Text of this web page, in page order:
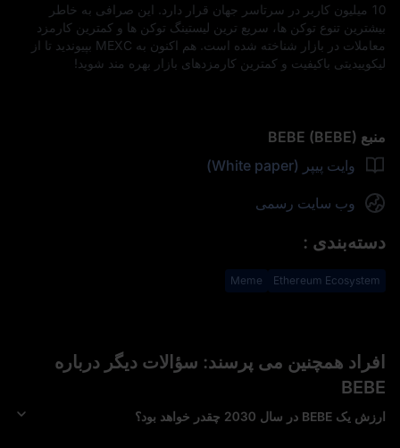
10 میلیون کاربر در سرتاسر جهان قرار دارد. این صرافی به خاطر
بیشترین تنوع توکن‌ ها، سریع‌ ترین لیستینگ توکن‌ ها و کمترین کارمزد
معاملات در بازار شناخته شده است. هم‌ اکنون به MEXC بپیوندید تا از
لیکوییدیتی باکیفیت و کمترین کارمزدهای بازار بهره‌ مند شوید!
منبع BEBE (BEBE)
وایت پیپر (White paper)
وب سایت رسمی
دسته‌بندی :
Ethereum Ecosystem
Meme
افراد همچنین می پرسند: سؤالات دیگر درباره
BEBE
ارزش یک BEBE در سال 2030 چقدر خواهد بود؟